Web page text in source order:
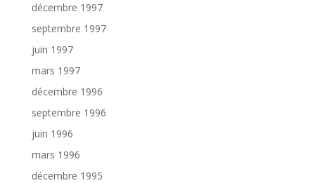
décembre 1997
septembre 1997
juin 1997
mars 1997
décembre 1996
septembre 1996
juin 1996
mars 1996
décembre 1995